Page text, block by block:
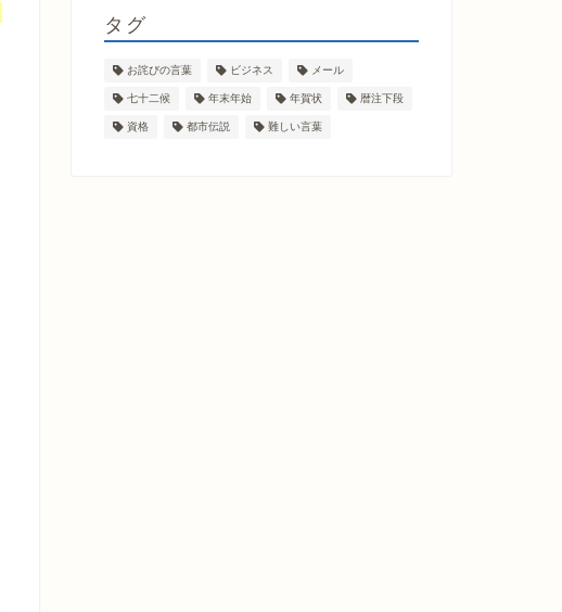
タグ
お詫びの言葉 ビジネス メール
七十二候 年末年始 年賀状 暦注下段
資格 都市伝説 難しい言葉